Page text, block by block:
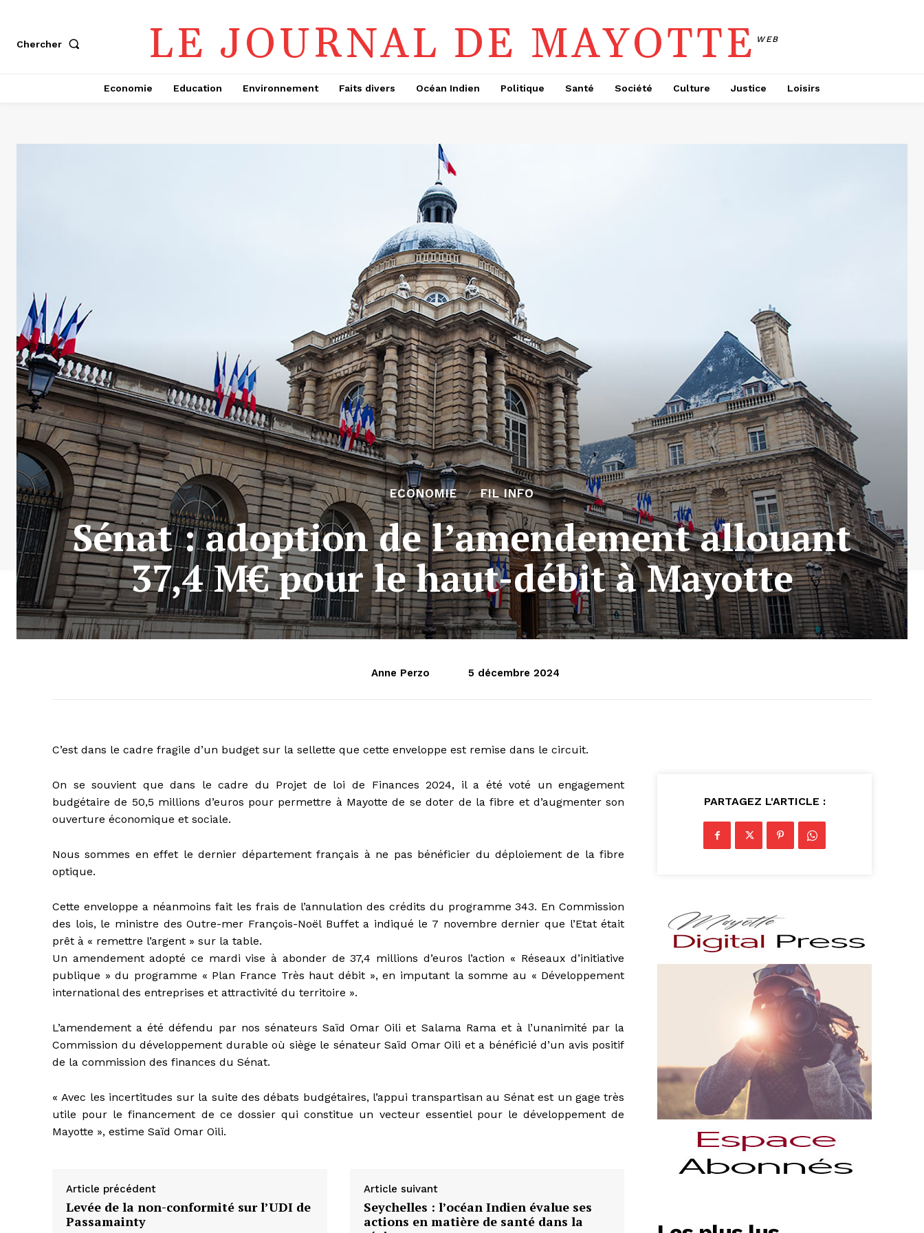
Chercher LE JOURNAL DE MAYOTTE WEB
Economie Education Environnement Faits divers Océan Indien Politique Santé Société Culture Justice Loisirs
ECONOMIE FIL INFO
Sénat : adoption de l’amendement allouant
37,4 M€ pour le haut-débit à Mayotte
Anne Perzo 5 décembre 2024
C’est dans le cadre fragile d’un budget sur la sellette que cette enveloppe est remise dans le circuit.
On se souvient que dans le cadre du Projet de loi de Finances 2024, il a été voté un engagement
budgétaire de 50,5 millions d’euros pour permettre à Mayotte de se doter de la fibre et d’augmenter son
ouverture économique et sociale.
Nous sommes en effet le dernier département français à ne pas bénéficier du déploiement de la fibre
optique.
Cette enveloppe a néanmoins fait les frais de l’annulation des crédits du programme 343. En Commission
des lois, le ministre des Outre-mer François-Noël Buffet a indiqué le 7 novembre dernier que l’Etat était
prêt à « remettre l’argent » sur la table.
Un amendement adopté ce mardi vise à abonder de 37,4 millions d’euros l’action « Réseaux d’initiative
publique » du programme « Plan France Très haut débit », en imputant la somme au « Développement
international des entreprises et attractivité du territoire ».
L’amendement a été défendu par nos sénateurs Saïd Omar Oili et Salama Rama et à l’unanimité par la
Commission du développement durable où siège le sénateur Saïd Omar Oili et a bénéficié d’un avis positif
de la commission des finances du Sénat.
« Avec les incertitudes sur la suite des débats budgétaires, l’appui transpartisan au Sénat est un gage très
utile pour le financement de ce dossier qui constitue un vecteur essentiel pour le développement de
Mayotte », estime Saïd Omar Oili.
Article précédent
Levée de la non-conformité sur l’UDI de
Passamainty
Article suivant
Seychelles : l’océan Indien évalue ses
actions en matière de santé dans la
PARTAGEZ L'ARTICLE :